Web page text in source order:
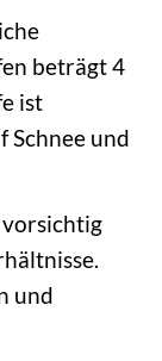
beträgt 4
ist
Schnee und
vorsichtig
und